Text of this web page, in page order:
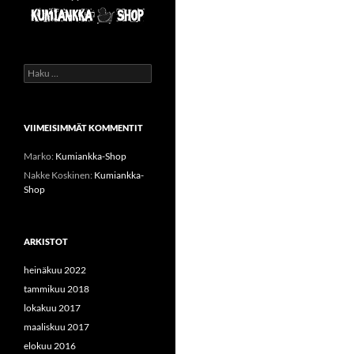
Haku:
VIIMEISIMMÄT KOMMENTIT
Marko: Kumiankka-Shop
Nakke Koskinen: Kumiankka-
Shop
ARKISTOT
heinäkuu 2022
tammikuu 2018
lokakuu 2017
maaliskuu 2017
elokuu 2016